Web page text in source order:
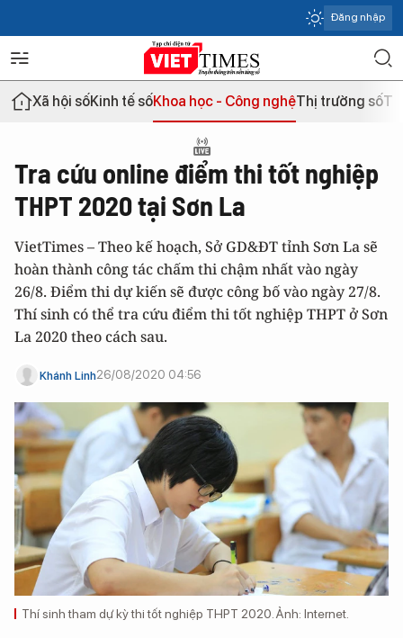
Đăng nhập
Xã hội sốKinh tế sốKhoa học - Công nghệThị trường số
Tra cứu online điểm thi tốt nghiệp
THPT 2020 tại Sơn La
VietTimes – Theo kế hoạch, Sở GD&ĐT tỉnh Sơn La sẽ
hoàn thành công tác chấm thi chậm nhất vào ngày
26/8. Điểm thi dự kiến sẽ được công bố vào ngày 27/8.
Thí sinh có thể tra cứu điểm thi tốt nghiệp THPT ở Sơn
La 2020 theo cách sau.
Khánh Linh26/08/2020 04:56
Thí sinh tham dự kỳ thi tốt nghiệp THPT 2020. Ảnh: Internet.